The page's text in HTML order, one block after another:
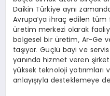
Daikin Türkiye aynı
Avrupa’ya ihraç edilen tüm
üretim merkezi olarak
bölgesel bir üretim, Ar-Ge
taşıyor. Güçlü bayi ve
yanında hizmet veren
yüksek teknoloji
anlayışıyla desteklemeye